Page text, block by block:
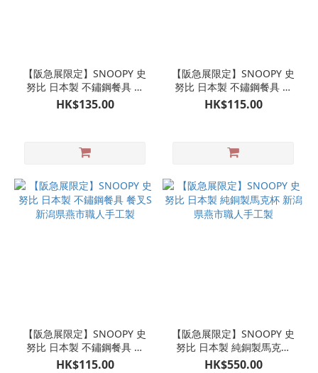
【阪急展限定】SNOOPY 史
努比 日本製 不鏽鋼餐具 餐
叉L 新潟県燕市職人手工製
HK$135.00
【阪急展限定】SNOOPY 史
努比 日本製 不鏽鋼餐具 匙
羹S 新潟県燕市職人手工製
HK$115.00
【阪急展限定】SNOOPY 史
努比 日本製 不鏽鋼餐具 餐
叉S 新潟県燕市職人手工製
HK$115.00
【阪急展限定】SNOOPY 史
努比 日本製 純銅製馬克杯
新潟県燕市職人手工製
HK$550.00